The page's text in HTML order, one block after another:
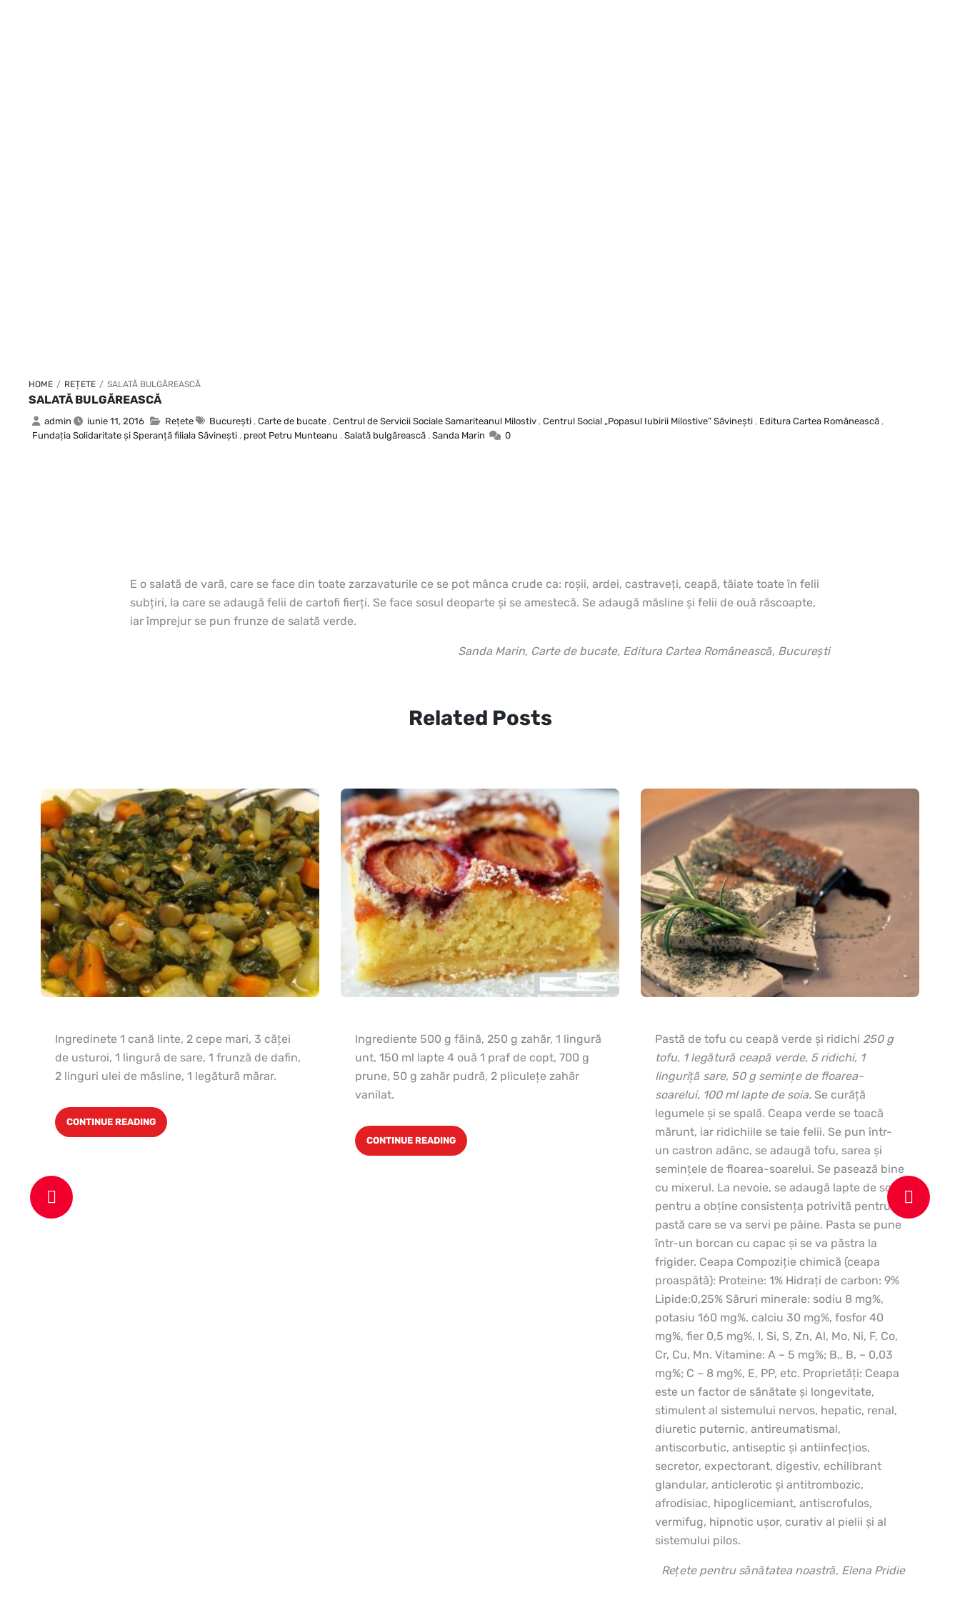
HOME / REȚETE / SALATĂ BULGĂREASCĂ
SALATĂ BULGĂREASCĂ
admin iunie 11, 2016 Rețete Bucureşti , Carte de bucate , Centrul de Servicii Sociale Samariteanul Milostiv , Centrul Social „Popasul Iubirii Milostive” Săvineşti , Editura Cartea Românească ,
Fundaţia Solidaritate şi Speranţă filiala Săvineşti , preot Petru Munteanu , Salată bulgărească , Sanda Marin 0
E o salată de vară, care se face din toate zarzavaturile ce se pot mânca crude ca: roşii, ardei, castraveţi, ceapă, tăiate toate în felii
subţiri, la care se adaugă felii de cartofi fierţi. Se face sosul deoparte şi se amestecă. Se adaugă măsline şi felii de ouă răscoapte,
iar împrejur se pun frunze de salată verde.
Sanda Marin, Carte de bucate, Editura Cartea Românească, Bucureşti
Related Posts
Ingredinete 1 cană linte, 2 cepe mari, 3 căţei
de usturoi, 1 lingură de sare, 1 frunză de dafin,
2 linguri ulei de măsline, 1 legătură mărar.
CONTINUE READING
Ingrediente 500 g făină, 250 g zahăr, 1 lingură
unt, 150 ml lapte 4 ouă 1 praf de copt, 700 g
prune, 50 g zahăr pudră, 2 pliculeţe zahăr
vanilat.
CONTINUE READING
Pastă de tofu cu ceapă verde şi ridichi 250 g
tofu, 1 legătură ceapă verde, 5 ridichi, 1
linguriţă sare, 50 g seminţe de floarea-
soarelui, 100 ml lapte de soia. Se curăţă
legumele şi se spală. Ceapa verde se toacă
mărunt, iar ridichiile se taie felii. Se pun într-
un castron adânc, se adaugă tofu, sarea şi
seminţele de floarea-soarelui. Se pasează bine
cu mixerul. La nevoie, se adaugă lapte de soia
pentru a obţine consistenţa potrivită pentru o
pastă care se va servi pe pâine. Pasta se pune
într-un borcan cu capac şi se va păstra la
frigider. Ceapa Compoziţie chimică (ceapa
proaspătă): Proteine: 1% Hidraţi de carbon: 9%
Lipide:0,25% Săruri minerale: sodiu 8 mg%,
potasiu 160 mg%, calciu 30 mg%, fosfor 40
mg%, fier 0,5 mg%, I, Si, S, Zn, Al, Mo, Ni, F, Co,
Cr, Cu, Mn. Vitamine: A – 5 mg%; B,, B, – 0,03
mg%; C – 8 mg%, E, PP, etc. Proprietăţi: Ceapa
este un factor de sănătate şi longevitate,
stimulent al sistemului nervos, hepatic, renal,
diuretic puternic, antireumatismal,
antiscorbutic, antiseptic şi antiinfecţios,
secretor, expectorant, digestiv, echilibrant
glandular, anticlerotic şi antitrombozic,
afrodisiac, hipoglicemiant, antiscrofulos,
vermifug, hipnotic uşor, curativ al pielii şi al
sistemului pilos.
Rețete pentru sănătatea noastră, Elena Pridie